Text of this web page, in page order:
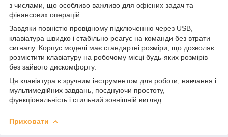
з числами, що особливо важливо для офісних задач та
фінансових операцій.
Завдяки повністю провідному підключенню через USB,
клавіатура швидко і стабільно реагує на команди без втрати
сигналу. Корпус моделі має стандартні розміри, що дозволяє
розмістити клавіатуру на робочому місці будь-яких розмірів
без зайвого дискомфорту.
Ця клавіатура є зручним інструментом для роботи, навчання і
мультимедійних завдань, поєднуючи простоту,
функціональність і стильний зовнішній вигляд.
Приховати